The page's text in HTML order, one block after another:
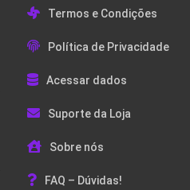
Termos e Condições
Política de Privacidade
Acessar dados
Suporte da Loja
Sobre nós
FAQ – Dúvidas!